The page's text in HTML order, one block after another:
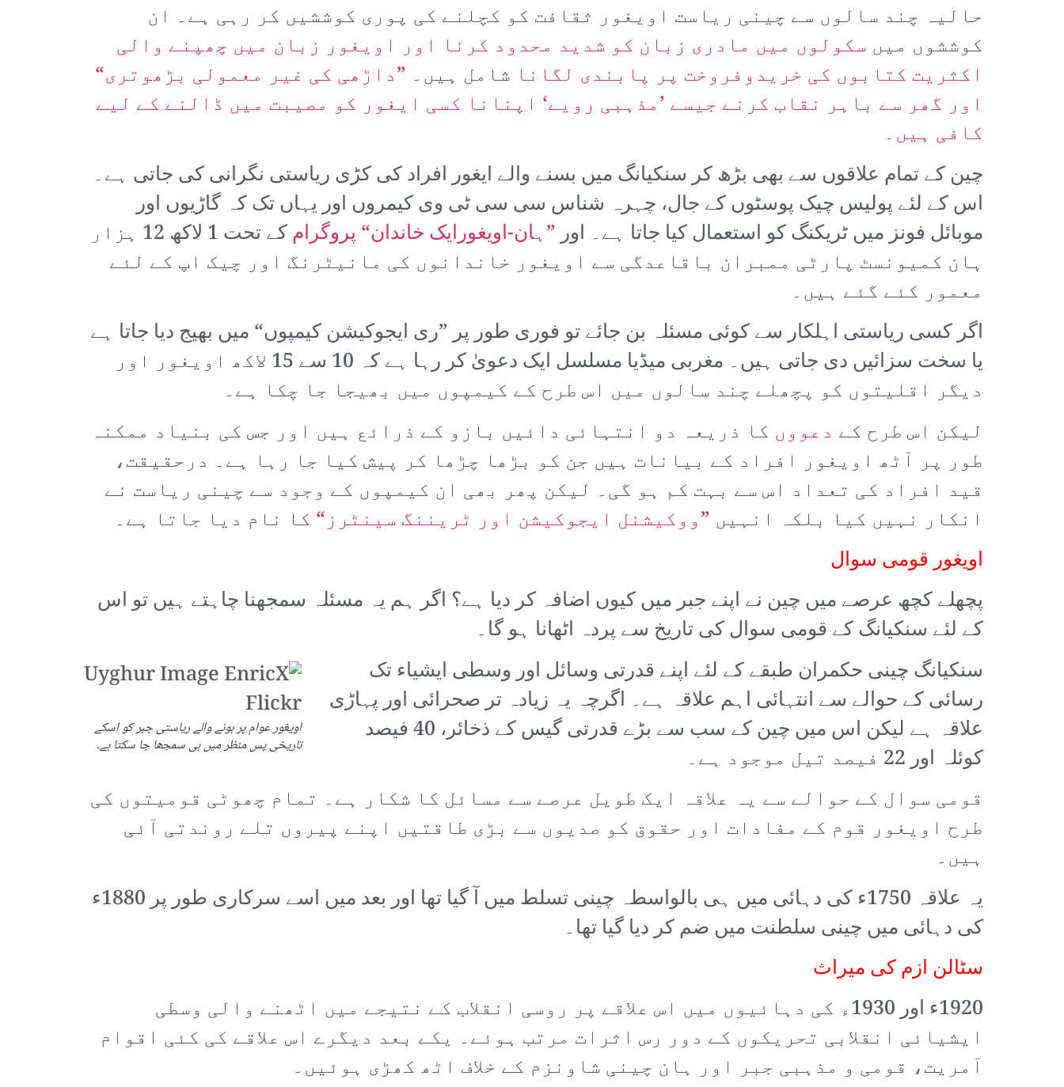
حالیہ چند سالوں سے چینی ریاست اویغور ثقافت کو کچلنے کی پوری کوششیں کر رہی ہے۔ ان
کوششوں میں سکولوں میں مادری زبان کو شدید محدود کرنا اور اویغور زبان میں چھپنے والی
اکثریت کتابوں کی خریدوفروخت پر پابندی لگانا شامل ہیں۔ ”داڑھی کی غیر معمولی بڑھوتری“
اور گھر سے باہر نقاب کرنے جیسے ’مذہبی رویے‘ اپنانا کسی ایغور کو مصیبت میں ڈالنے کے لیے
کافی ہیں۔
چین کے تمام علاقوں سے بھی بڑھ کر سنکیانگ میں بسنے والے ایغور افراد کی کڑی ریاستی نگرانی کی جاتی ہے۔
اس کے لئے پولیس چیک پوسٹوں کے جال، چہرہ شناس سی سی ٹی وی کیمروں اور یہاں تک کہ گاڑیوں اور
موبائل فونز میں ٹریکنگ کو استعمال کیا جاتا ہے۔ اور”ہان-اویغورایک خاندان“ پروگرام
کے تحت 1 لاکھ 12 ہزار
ہان کمیونسٹ پارٹی ممبران باقاعدگی سے اویغور خاندانوں کی مانیٹرنگ اور چیک اپ کے لئے
معمور کئے گئے ہیں۔
اگر کسی ریاستی اہلکار سے کوئی مسئلہ بن جائے تو فوری طور پر ”ری ایجوکیشن کیمپوں“ میں بھیج دیا جاتا ہے
یا سخت سزائیں دی جاتی ہیں۔ مغربی میڈیا مسلسل ایک دعویٰ کر رہا ہے کہ 10 سے 15 لاکھ اویغور اور
دیگر اقلیتوں کو پچھلے چند سالوں میں اس طرح کے کیمپوں میں بھیجا جا چکا ہے۔
لیکن اس طرح کے دعووں کا ذریعہ دو انتہائی دائیں بازو کے ذرائع ہیں اور جس کی بنیاد ممکنہ
طور پر آٹھ اویغور افراد کے بیانات ہیں جن کو بڑھا چڑھا کر پیش کیا جا رہا ہے۔ درحقیقت،
قید افراد کی تعداد اس سے بہت کم ہو گی۔ لیکن پھر بھی ان کیمپوں کے وجود سے چینی ریاست نے
انکار نہیں کیا بلکہ انہیں ”ووکیشنل ایجوکیشن اور ٹریننگ سینٹرز“ کا نام دیا جاتا ہے۔
اویغور قومی سوال
پچھلے کچھ عرصے میں چین نے اپنے جبر میں کیوں اضافہ کر دیا ہے؟ اگر ہم یہ مسئلہ سمجھنا چاہتے ہیں تو اس
کے لئے سنکیانگ کے قومی سوال کی تاریخ سے پردہ اٹھانا ہو گا۔
اویغور عوام پر ہونے والے ریاستی جبر کو اسکے
تاریخی پس منظر میں ہی سمجھا جا سکتا ہے۔
سنکیانگ چینی حکمران طبقے کے لئے اپنے قدرتی وسائل اور وسطی ایشیاء تک
رسائی کے حوالے سے انتہائی اہم علاقہ ہے۔ اگرچہ یہ زیادہ تر صحرائی اور پہاڑی
علاقہ ہے لیکن اس میں چین کے سب سے بڑے قدرتی گیس کے ذخائر، 40 فیصد
کوئلہ اور 22 فیصد تیل موجود ہے۔
قومی سوال کے حوالے سے یہ علاقہ ایک طویل عرصے سے مسائل کا شکار ہے۔ تمام چھوٹی قومیتوں کی
طرح اویغور قوم کے مفادات اور حقوق کو صدیوں سے بڑی طاقتیں اپنے پیروں تلے روندتی آئی
ہیں۔
یہ علاقہ 1750ء کی دہائی میں ہی بالواسطہ چینی تسلط میں آ گیا تھا اور بعد میں اسے سرکاری طور پر 1880ء
کی دہائی میں چینی سلطنت میں ضم کر دیا گیا تھا۔
سٹالن ازم کی میراث
1920ء اور 1930ء کی دہائیوں میں اس علاقے پر روسی انقلاب کے نتیجے میں اٹھنے والی وسطی
ایشیائی انقلابی تحریکوں کے دور رس اثرات مرتب ہوئے۔ یکے بعد دیگرے اس علاقے کی کئی اقوام
آمریت، قومی و مذہبی جبر اور ہان چینی شاونزم کے خلاف اٹھ کھڑی ہوئیں۔